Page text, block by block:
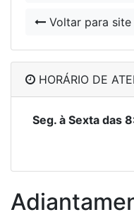
Voltar para site
HORÁRIO DE
Seg. à Sexta das